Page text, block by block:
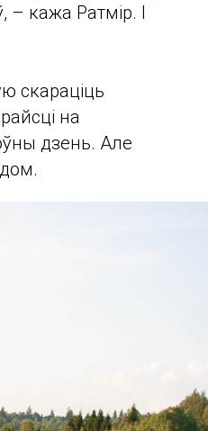
– кажа Ратмір. І
скараціць
на
дзень. Але